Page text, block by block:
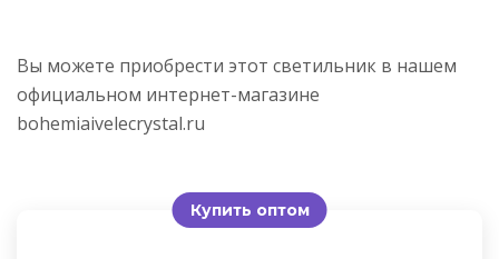
Вы можете приобрести этот светильник в нашем
официальном интернет-магазине
bohemiaivelecrystal.ru
Купить оптом